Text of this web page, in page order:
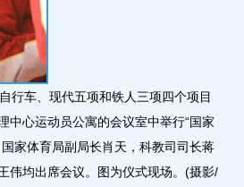
车、现代五项和铁人三项四个项目
中心运动员公寓的会议室中举行“国家
家体育局副局长肖天，科教司司长蒋
伟均出席会议。图为仪式现场。(摄影/